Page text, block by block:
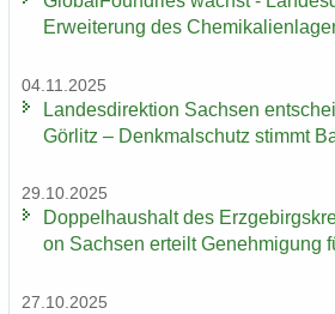
Er­wei­te­rung des
04.11.2025
Lan­des­di­rek­ti­on Sach­sen
Gör­litz – Denk­mal­schutz stimmt
29.10.2025
Dop­pel­haus­halt des
on Sach­sen er­teilt Ge­neh­mi­gung
27.10.2025